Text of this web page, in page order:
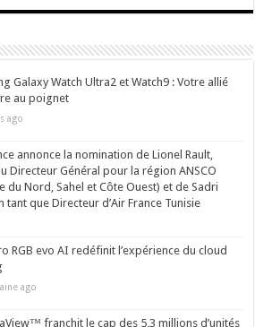
Galaxy Watch Ultra2 et Watch9 : Votre allié
au poignet
ago
annonce la nomination de Lionel Rault,
Directeur Général pour la région ANSCO
du Nord, Sahel et Côte Ouest) et de Sadri
tant que Directeur d’Air France Tunisie
RGB evo AI redéfinit l’expérience du cloud
ago
franchit le cap des 5,3 millions d’unités